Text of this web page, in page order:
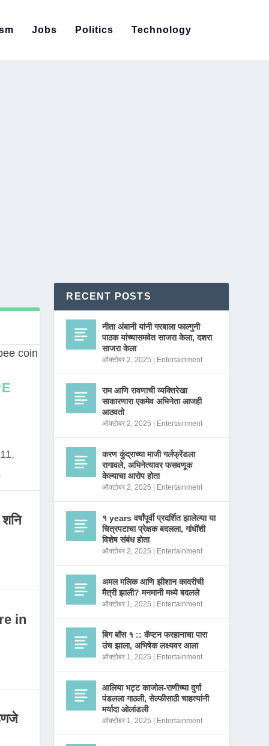
Jobs Politics Technology
in
RECENT POSTS
नीता अंबानी यांनी गरबाला फाल्गुनी
पाठक यांच्यासमवेत साजरा केला, दशरा
साजरा केला
ऑक्टोबर 2, 2025 Entertainment
राम आणि रावणाची व्यक्तिरेखा
साकारणारा एकमेव अभिनेता आजही
आठवतो
ऑक्टोबर 2, 2025 Entertainment
करण कुंद्राच्या माजी गर्लफ्रेंडला
रागावले, अभिनेत्यावर फसवणूक
केल्याचा आरोप होता
ऑक्टोबर 2, 2025 Entertainment
१ years वर्षांपूर्वी प्रदर्शित झालेल्या या
चित्रपटाचा प्रेक्षक बदलला, गांधींशी
विशेष संबंध होता
ऑक्टोबर 2, 2025 Entertainment
अमल मलिक आणि झीशान कादरीची
मैत्री झाली? मनमानी मध्ये बदलले
ऑक्टोबर 1, 2025 Entertainment
बिग बॉस १ :: कॅप्टन फरहानाचा पारा
उंच झाला, अभिषेक लक्ष्यवर आला
ऑक्टोबर 1, 2025 Entertainment
आलिया भट्ट काजोल-राणीच्या दुर्गा
पंडलला गाठली, सेल्फीसाठी चाहत्यांनी
मर्यादा ओलांडली
ऑक्टोबर 1, 2025 Entertainment